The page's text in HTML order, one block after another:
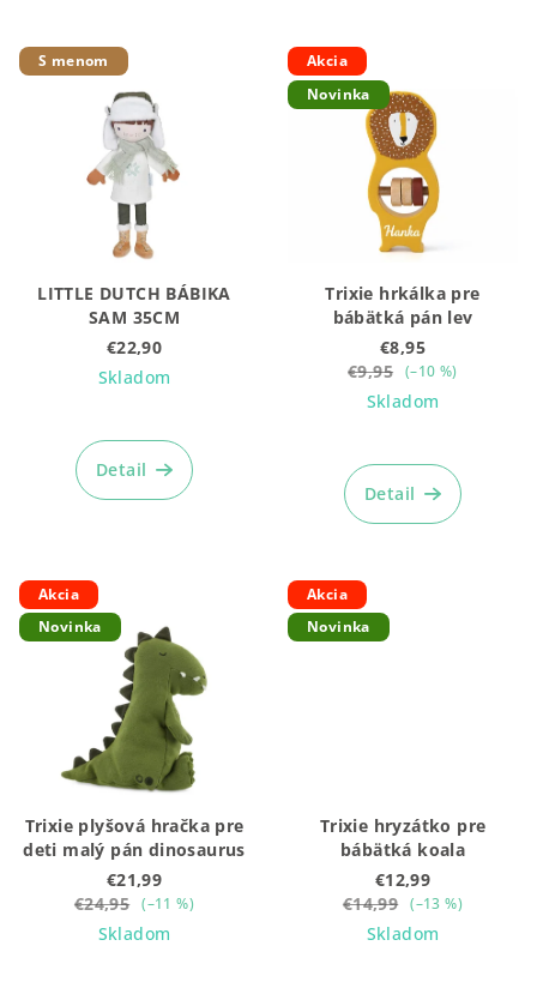
S menom
LITTLE DUTCH BÁBIKA
SAM 35CM
€22,90
Skladom
Detail
Akcia
Novinka
Trixie hrkálka pre
bábätká pán lev
€8,95
€9,95 (–10 %)
Skladom
Detail
Akcia
Novinka
Trixie plyšová hračka pre
deti malý pán dinosaurus
€21,99
€24,95 (–11 %)
Skladom
Akcia
Novinka
Trixie hryzátko pre
bábätká koala
€12,99
€14,99 (–13 %)
Skladom